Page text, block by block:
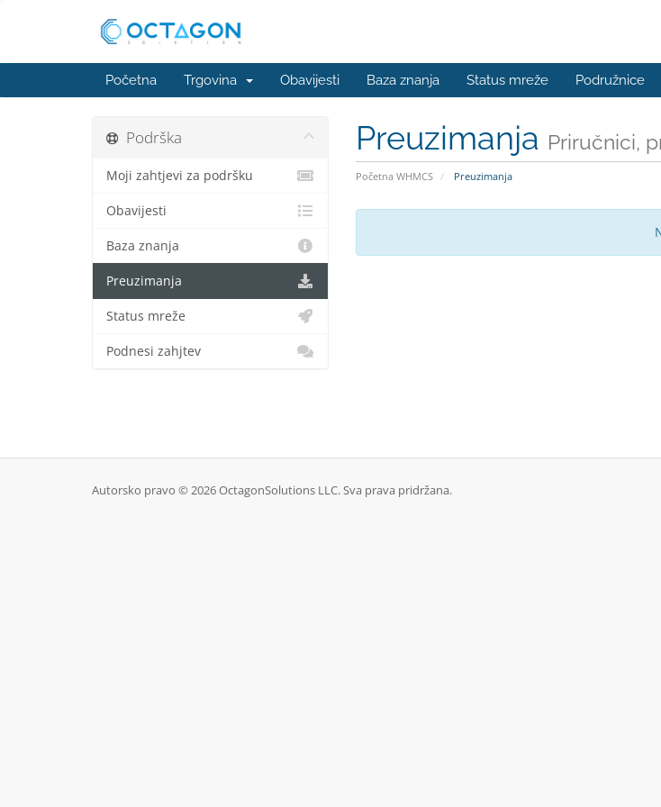
Početna Trgovina Obavijesti Baza znanja Status mreže Podružnice
Preuzimanja Priručnici,
Početna WHMCS Preuzimanja
Podrška
Moji zahtjevi za podršku
Obavijesti
Baza znanja
Preuzimanja
Status mreže
Podnesi zahjtev
Autorsko pravo © 2026 OctagonSolutions LLC. Sva prava pridržana.